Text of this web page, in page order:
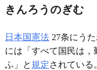
きんろうのぎむ
日本国憲法 27条にう
には「すべて国民は，
ふ」と 規定 されている。